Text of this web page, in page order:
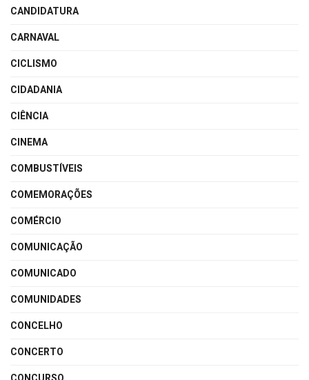
CANDIDATURA
CARNAVAL
CICLISMO
CIDADANIA
CIÊNCIA
CINEMA
COMBUSTÍVEIS
COMEMORAÇÕES
COMÉRCIO
COMUNICAÇÃO
COMUNICADO
COMUNIDADES
CONCELHO
CONCERTO